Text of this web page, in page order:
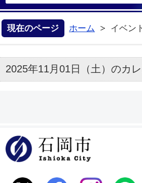
現在のページ ホーム イベン
2025年11月01日（土）のカ